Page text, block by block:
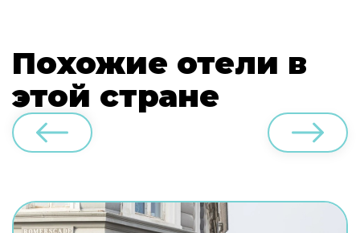
Похожие отели в
этой стране